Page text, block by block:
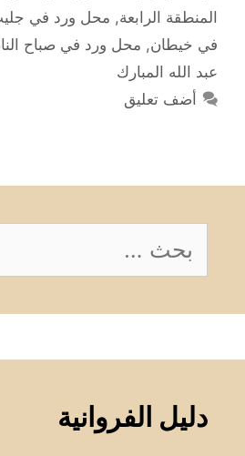
المنطقة الرابعة, محل ورد في
في خيطان, محل ورد في صباح
عبد الله المبارك
أضف تعليق
عن:
دليل الفروانية